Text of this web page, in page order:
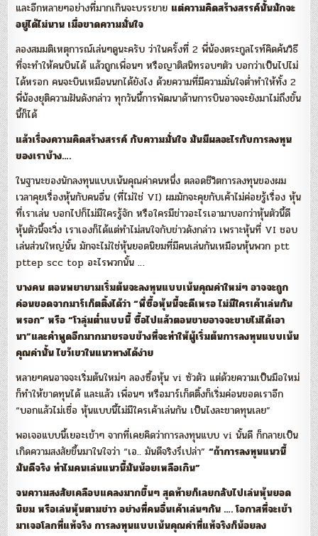
และอีกหลายๆอย่างที่มากเกินจะบรรยาย แต่ความคิดสร้างสรรค์นั้นมักจะ
อยู่ได้ไม่นาน เมื่อขาดความมั่นใจ
ลองสมมติเหตุการณ์เล่นๆดูนะครับ ว่าในครั้งที่ 2 พี่น้องตระกูลไรท์คิดค้นวิธี
ที่จะทำให้คนบินได้ แล้วถูกเพื่อนๆ หรือญาติสนิทรอบๆตัว บอกว่าเป็นไปไม่
ได้หรอก คนจะบินเหมือนนกได้ยังไง ด้วยความที่มีความมั่นใจต่ำทำให้ทั้ง 2
พี่น้องยุติความฝันดังกล่าว ทุกวันนี้การพัฒนาด้านการบินอาจจะยังมาไม่ถึงขั้น
นี้ก็ได้
แล้วเรื่องความคิดสร้างสรรค์ กับความมั่นใจ มันมีผลอะไรกับการลงทุน
ของเราบ้าง….
ในฐานะของนักลงทุนแบบเน้นคุณค่าคนหนึ่ง ตลอดชีวิตการลงทุนของผม
เวลาคุยเรื่องหุ้นกับคนอื่น (ที่ไม่ใช่ VI) ผมมักจะคุยกับเค้าไม่ค่อยรู้เรื่อง หุ้น
ที่เราเล่น บอกไปก็ไม่มีใครรู้จัก หรือใครมีข่าวอะไรเอามาบอกว่าหุ้นตัวนี้ดี
หุ้นตัวนี้จะวิ่ง เราเองก็ได้แต่ทำไม่สนใจกับข่าวดังกล่าว เพราะหุ้นที่ VI ชอบ
เล่นส่วนใหญ่นั้น มักจะไม่ใช่หุ้นยอดนิยมที่มีคนเล่นกันเหมือนหุ้นพวก ptt
pttep scc top อะไรพวกนั้น …
บางคน ตอนพยายามเริ่มต้นจะลงทุนแบบเน้นคุณค่าใหม่ๆ อาจจะถูก
ค่อนขอดจากมาร์เก็ตติ้งได้ว่า “พี่ซื้อหุ้นนี้จะดีเหรอ ไม่มีใครเค้าเล่นกัน
หรอก” หรือ “โวลุ่มต่ำแบบนี้ ซื้อไปแล้วตอนขายอาจจะขายไม่ได้เอา
นา”และคำพูดอีกมากมายรอบข้างที่จะทำให้ผู้เริ่มต้นการลงทุนแบบเน้น
คุณค่านั้น ไขว้เขวในแนวทางได้ง่าย
หลายๆคนอาจจะเริ่มต้นใหม่ๆ ลองซื้อหุ้น vi ซัวตัว แต่ด้วยความเป็นมือใหม่
ก็ทำให้ขาดทุนได้ และแล้ว เพื่อนๆ หรือมาร์เก็ตติ้งก็เริ่มค่อนขอดเราอีก
“บอกแล้วไม่เชื่อ หุ้นแบบนี้ไม่มีใครเค้าเล่นกัน เป็นไงละขาดทุนเลย”
พอเจอแบบนี้เยอะเข้าๆ จากที่เคยคิดว่าการลงทุนแบบ vi นั้นดี ก็กลายเป็น
เกิดความสงสัยขึ้นมาในใจว่า “เอ.. มันดีจริงรึเปล่า”“ถ้าการลงทุนแนวนี้
มันดีจริง ทำไมคนเล่นแนวนี้มันน้อยเหลือเกิน”
จนความสงสัยเคลือบแคลงมากขึ้นๆ สุดท้ายก็เลยกลับไปเล่นหุ้นยอด
นิยม หรือเล่นหุ้นตามข่าว อย่างที่คนอื่นเค้าเล่นๆกัน …. โอกาสที่จะเข้า
มาเจอโลกที่แท้จริง การลงทุนแบบเน้นคุณค่าที่แท้จริงก็น้อยลง